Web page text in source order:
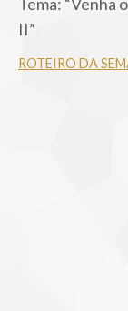
II”
ROTEIRO DA